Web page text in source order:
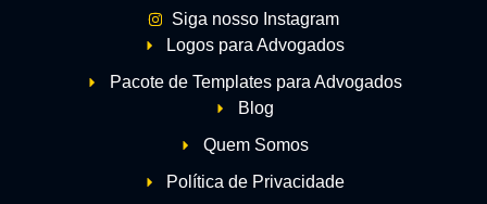
Siga nosso Instagram
Logos para Advogados
Pacote de Templates para Advogados
Blog
Quem Somos
Política de Privacidade